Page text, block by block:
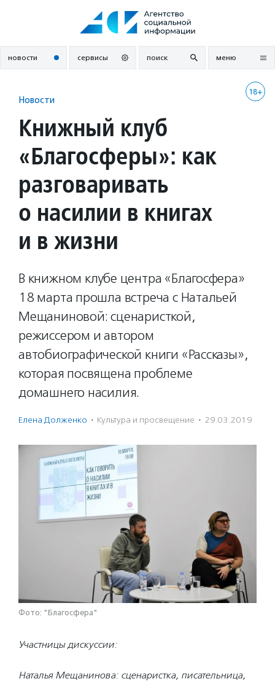
новости сервисы поиск меню
18+
Новости
Книжный клуб
«Благосферы»: как
разговаривать
о насилии в книгах
и в жизни
В книжном клубе центра «Благосфера»
18 марта прошла встреча с Натальей
Мещаниновой: сценаристкой,
режиссером и автором
автобиографической книги «Рассказы»,
которая посвящена проблеме
домашнего насилия.
Елена Долженко · Культура и просвещение · 29.03.2019
Фото: "Благосфера"
Участницы дискуссии:
Наталья Мещанинова: сценаристка, писательница,